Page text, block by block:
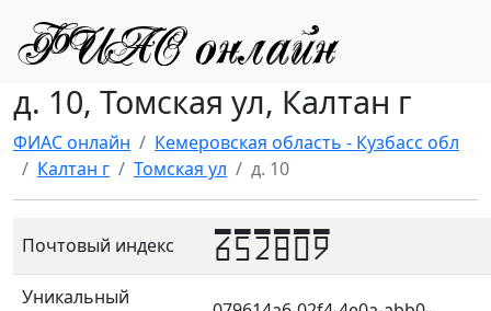
д. 10, Томская ул, Калтан г
ФИАС онлайн
Кемеровская область - Кузбасс обл
Калтан г
Томская ул д. 10
Почтовый индекс 652809
Уникальный